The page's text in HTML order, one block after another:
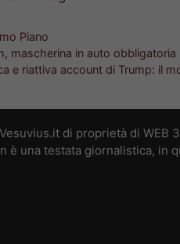
mascherina in auto obbligatoria
e riattiva account di Trump: il
Vesuvius.it di proprietà di WEB
è una testata giornalistica,